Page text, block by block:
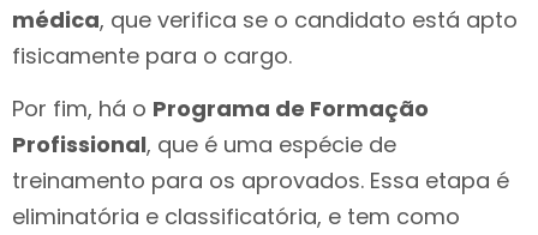
médica, que verifica se o candidato está apto
fisicamente para o cargo.
Por fim, há o Programa de Formação
Profissional, que é uma espécie de
treinamento para os aprovados. Essa etapa é
eliminatória e classificatória, e tem como